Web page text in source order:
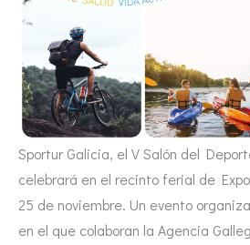
Sportur Galicia, el V Salón del
celebrará en el recinto ferial de
25 de noviembre. Un evento
en el que colaboran la Agencia